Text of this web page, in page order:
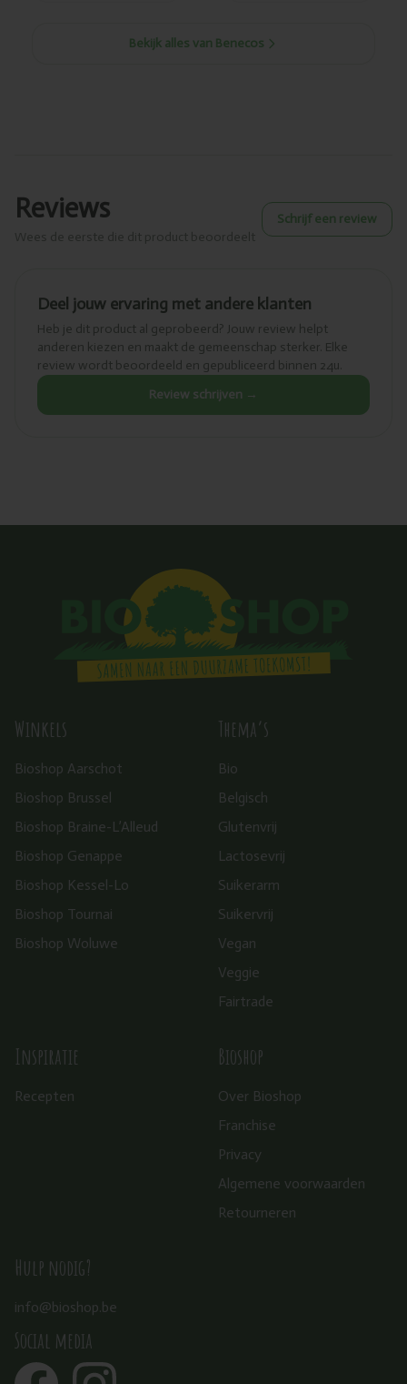
Bekijk alles van Benecos
Reviews Schrijf een review
Deel jouw ervaring met andere klanten
Heb je dit product al geprobeerd? Jouw review helpt
anderen kiezen en maakt de gemeenschap sterker. Elke
review wordt beoordeeld en gepubliceerd binnen 24u.
Review schrijven →
Winkels
Bioshop Aarschot
Bioshop Brussel
Bioshop Braine-L’Alleud
Bioshop Genappe
Bioshop Kessel-Lo
Bioshop Tournai
Bioshop Woluwe
Thema’s
Bio
Belgisch
Glutenvrij
Lactosevrij
Suikerarm
Suikervrij
Vegan
Veggie
Fairtrade
Inspiratie
Recepten
Bioshop
Over Bioshop
Franchise
Privacy
Algemene voorwaarden
Retourneren
Hulp nodig?
info@bioshop.be
Social media